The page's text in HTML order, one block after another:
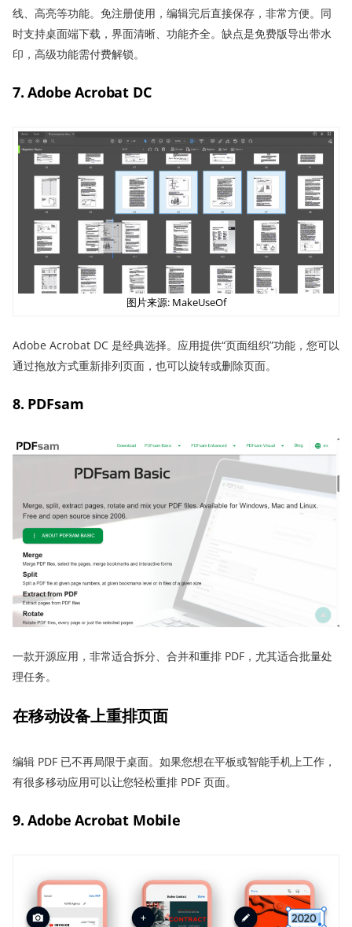
线、高亮等功能。免注册使用，编辑完后直接保存，非常方便。同
时支持桌面端下载，界面清晰、功能齐全。缺点是免费版导出带水
印，高级功能需付费解锁。
7. Adobe Acrobat DC
图片来源: MakeUseOf
Adobe Acrobat DC 是经典选择。应用提供“页面组织”功能，您可以
通过拖放方式重新排列页面，也可以旋转或删除页面。
8. PDFsam
一款开源应用，非常适合拆分、合并和重排 PDF，尤其适合批量处
理任务。
在移动设备上重排页面
编辑 PDF 已不再局限于桌面。如果您想在平板或智能手机上工作，
有很多移动应用可以让您轻松重排 PDF 页面。
9. Adobe Acrobat Mobile